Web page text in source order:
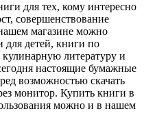
для тех, кому интересно
совершенствование
магазине можно
для детей, книги по
литературу и
настоящие бумажные
возможностью скачать
монитор. Купить книги в
можно и в нашем